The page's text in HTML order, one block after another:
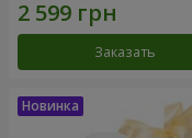
Заказать